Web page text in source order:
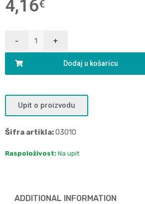
4,16€
Dodaj u košaricu
Upit o proizvodu
Šifra artikla:03010
Raspoloživost: Na upit
ADDITIONAL INFORMATION